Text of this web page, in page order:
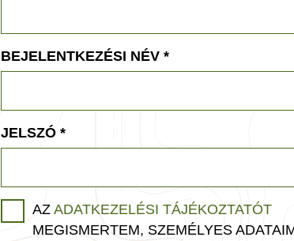
BEJELENTKEZÉSI NÉV *
JELSZÓ *
AZ ADATKEZELÉSI TÁJÉKOZTATÓT
MEGISMERTEM, SZEMÉLYES